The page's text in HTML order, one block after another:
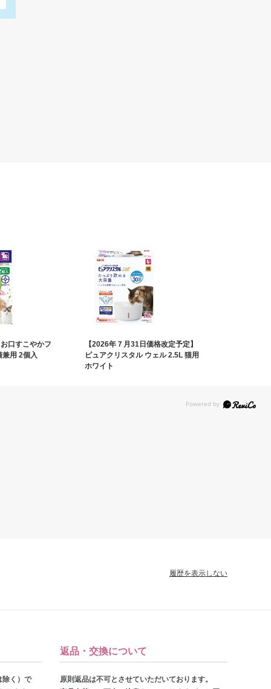
口すこやかフ
兼用 2個入
【2026年７月31日価格改定予定】
ピュアクリスタル ウェル 2.5L 猫用
ホワイト
履歴を表示しない
除く）で
返品・交換について
原則返品は不可とさせていただいております。